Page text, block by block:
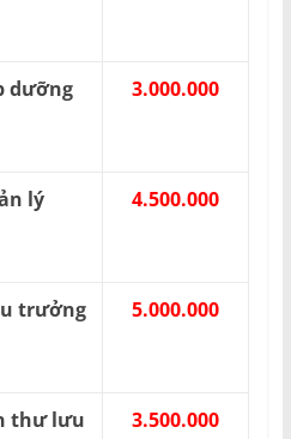
dưỡng
3.000.000
lý
4.500.000
trưởng
5.000.000
thư lưu
3.500.000